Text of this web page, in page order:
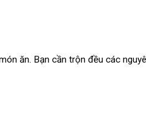
ăn. Bạn cần trộn đều các